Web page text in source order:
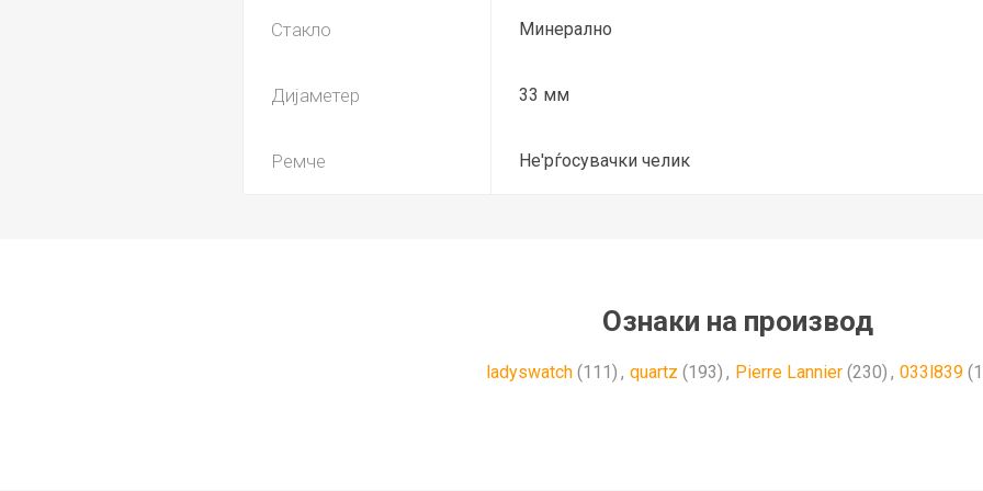
Стакло Минерално
Дијаметер 33 мм
Ремче Не'рѓосувачки челик
Ознаки на производ
ladyswatch (111) , quartz (193) , Pierre Lannier (230) , 033l839